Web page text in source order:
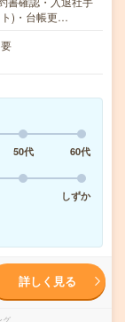
ト)・台帳更…
50代
60代
しずか
詳しく見る